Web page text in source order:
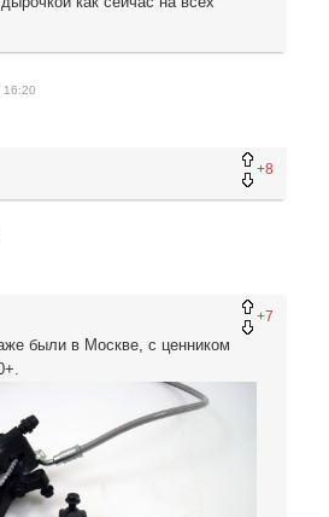
16:20
+8
+7
были в Москве, с ценником